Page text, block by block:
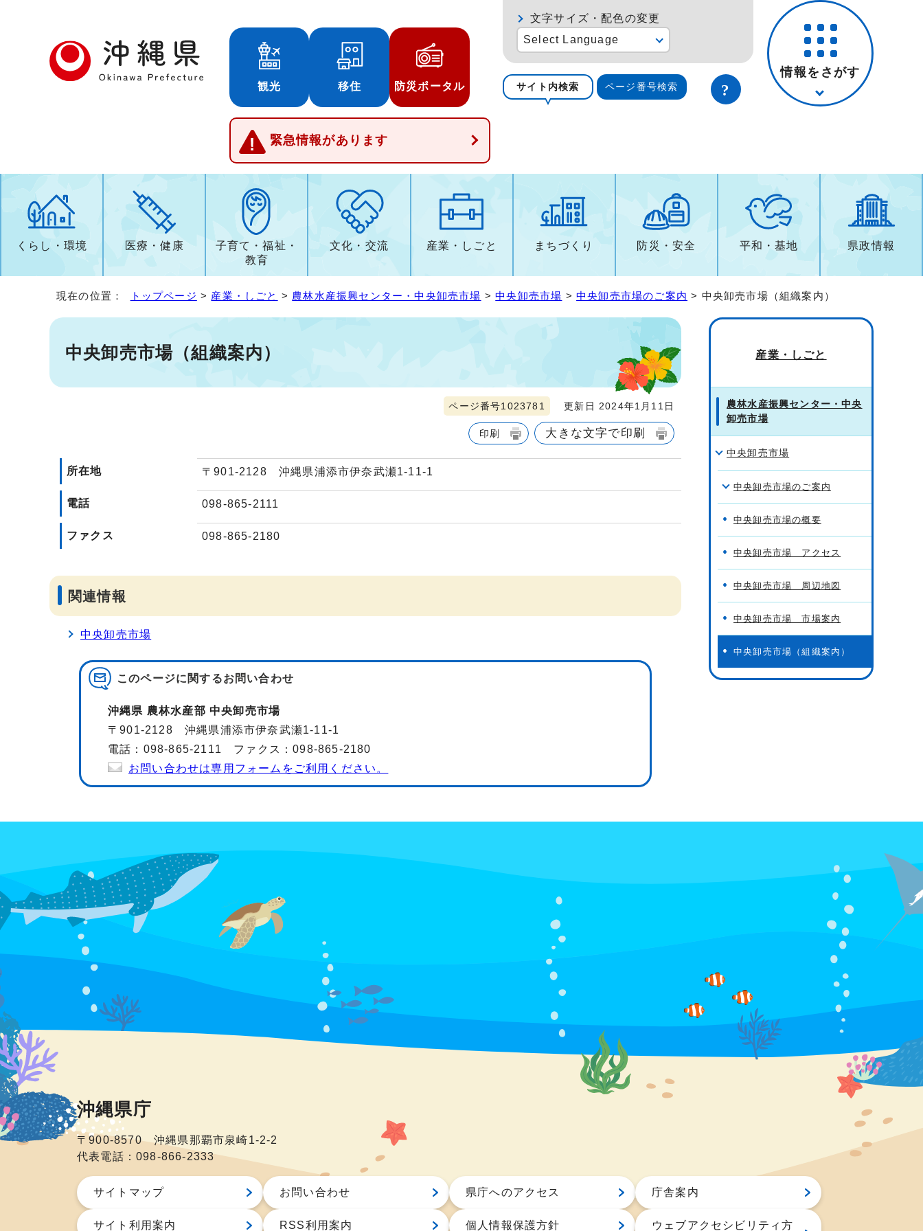
観光 移住 防災ポータル
緊急情報があります
文字サイズ・配色の変更
Select Language
サイト内検索 ページ番号検索
情報をさがす
くらし・環境 医療・健康
子育て・福祉・
教育
文化・交流 産業・しごと まちづくり 防災・安全 平和・基地 県政情報
現在の位置： トップページ > 産業・しごと > 農林水産振興センター・中央卸売市場 >中央卸売市場 >中央卸売市場のご案内 > 中央卸売市場（組織案内）
中央卸売市場（組織案内）
ページ番号1023781 更新日 2024年1月11日
印刷 大きな文字で印刷
所在地 〒901-2128 沖縄県浦添市伊奈武瀬1-11-1
電話 098-865-2111
ファクス 098-865-2180
関連情報
中央卸売市場
このページに関するお問い合わせ
沖縄県 農林水産部 中央卸売市場
〒901-2128 沖縄県浦添市伊奈武瀬1-11-1
電話：098-865-2111 ファクス：098-865-2180
お問い合わせは専用フォームをご利用ください。
産業・しごと
農林水産振興センター・中央
卸売市場
中央卸売市場
中央卸売市場のご案内
中央卸売市場の概要
中央卸売市場 アクセス
中央卸売市場 周辺地図
中央卸売市場 市場案内
中央卸売市場（組織案内）
沖縄県庁
〒900-8570 沖縄県那覇市泉崎1-2-2
代表電話：098-866-2333
サイトマップ お問い合わせ 県庁へのアクセス 庁舎案内
サイト利用案内 RSS利用案内 個人情報保護方針 ウェブアクセシビリティ方